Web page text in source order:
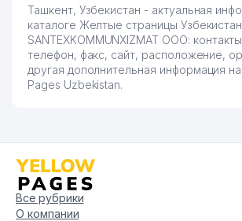
Ташкент, Узбекистан - актуальная
каталоге Желтые страницы
SANTEXKOMMUNXIZMAT ООО:
телефон, факс, сайт, расположение,
другая дополнительная информация
Pages Uzbekistan.
Все рубрики
О компании